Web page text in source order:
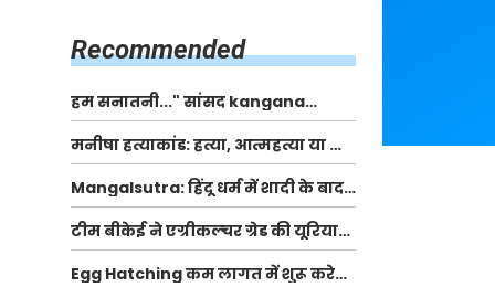
Recommended
हम सनातनी..." सांसद kangana
Ranaut से क्या बोली लड़की? Viral
Jantar-Mantar | CJP protest
मनीषा हत्याकांड: हत्या, आत्महत्या या कोई बड़ा राज?
| Full Story | Josh Haryana
Mangalsutra: हिंदू धर्म में शादी के बाद
मंगलसूत्र क्यों पहनती है महिलाएं, किसने
शुरु की ये परंपरा
टीम बीकेई ने एग्रीकल्चर ग्रेड की यूरिया
खाद गट्टों में बदलकर टेक्निकल ग्रेड में
बेचने वालों पर करवाई कार्रवाई:
Egg Hatching कम लागत में शुरू करे